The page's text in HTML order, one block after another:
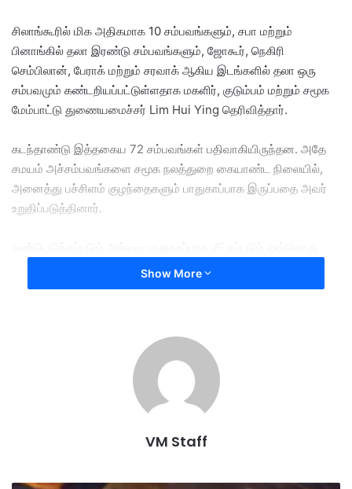
சிலாங்கூரில் மிக அதிகமாக 10 சம்பவங்களும், சபா மற்றும்
பினாங்கில் தலா இரண்டு சம்பவங்களும், ஜோகூர், நெகிரி
செம்பிலான், பேராக் மற்றும் சரவாக் ஆகிய இடங்களில் தலா ஒரு
சம்பவமும் கண்டறியப்பட்டுள்ளதாக மகளிர், குடும்பம் மற்றும் சமூக
மேம்பாட்டு துணையமைச்சர் Lim Hui Ying தெரிவித்தார்.
கடந்தாண்டு இத்தகைய 72 சம்பவங்கள் பதிவாகியிருந்தன. அதே
சமயம் அச்சம்பவங்களை சமூக நலத்துறை கையாண்ட நிலையில்,
அனைத்து பச்சிளம் குழந்தைகளும் பாதுகாப்பாக இருப்பதை அவர்
உறுதிப்படுத்தினார்.
சிசுவுக்கும் 2001 ஆம் ஆண்டு சிறார் சட்டத்தின் கீழ் உடனடி
பாதுகாப்பு வழங்கப்படும். அதோடு விசாரணை நடத்துவது, சமூக
நாடாளுமன்றத்தில் விளக்கினார்.
பச்சிளம் குழந்தைகள் கைவிடப்படும் சம்பவங்களை எதிர்கொள்ள,
சமூக நலத் துறை மற்றும் தேசிய மக்கள் தொகை மற்றும் குடும்ப
உடனடி நடவடிக்கை ஆகியவற்றை உள்ளடக்கிய பல்வேறு
Show More
VM Staff